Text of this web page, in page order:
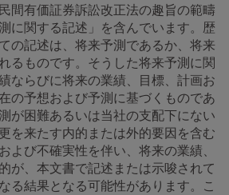
間有価証券訴訟改正法の趣旨の範疇
に関する記述」を含んでいます。歴
の記述は、将来予測であるか、将来
るものです。そうした将来予測に関
ならびに将来の業績、目標、計画お
の予想および予測に基づくものであ
が困難あるいは当社の支配下にない
を来たす内的または外的要因を含む
よび不確実性を伴い、将来の業績、
が、本文書で記述または示唆されて
る結果となる可能性があります。こ